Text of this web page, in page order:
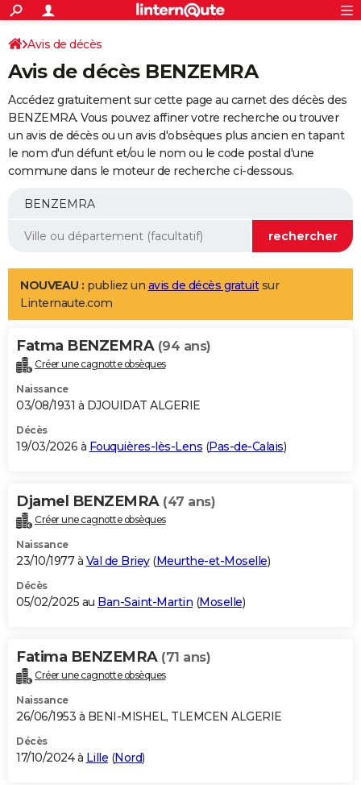
ACTUALITÉS
Politique
Société
Faits Divers
Education
Monde
Villes
+
SPORT
Coupe du monde 2026
Football
Tennis
Cyclisme
Rugby
Forum
Programme TV
TNT
Streaming
Cinéma
Sorties cinéma
Musique
+
FINANCE
Impôts
Immobilier
Risques naturels par ville
Banque
Assurance
Crédit
AUTO
Essais
Réserver un essai
Citadines
Berlines
SUV
Forum auto
+
Mobiles
Meilleur smartphone
Internet
Ordinateurs
Jeux vidéo
Guide high-tech
Aménagement intérieur
LIFESTYLE
Art de vivre
Bien-être
Loisirs
Mode
Modes de vie
Alimentation
Guide de la santé
Maladies
Médicaments
Sommeil
VOYAGE
Destinations
City break
Voyage nature
Voyage de noces
Forum
Climat
+PHOTO
GUIDES D'ACHAT
BONS PLANS
Carte de Noël
Carte Bonne année
Carte Saint-Valentin
Carte Pâques
Carte d'anniversaire
DICTIONNAIRE
Dictionnaire
Biographies
Citations
Expressions
Proverbes
PROGRAMME TV
S'inscrire
Se connecter
Lycées
Collèges
Primaires
Universités
Entreprises
Service militaire
Avis de recherche
AVIS DE DÉCÈS
Bricolage
Lifestyle
Culture
Sport
Auto
Television
Voyage
Cinema
Avis de décès
Avis de décès BENZEMRA
Accédez gratuitement sur cette page au carnet des décès des
BENZEMRA. Vous pouvez affiner votre recherche ou trouver
un avis de décès ou un avis d'obsèques plus ancien en tapant
le nom d'un défunt et/ou le nom ou le code postal d'une
commune dans le moteur de recherche ci-dessous.
NOUVEAU : publiez un avis de décès gratuitsur
Linternaute.com
Fatma BENZEMRA (94 ans)
Créer une cagnotte obsèques
Naissance
03/08/1931 à DJOUIDAT ALGERIE
Décès
19/03/2026 à Fouquières-lès-Lens (Pas-de-Calais)
Djamel BENZEMRA (47 ans)
Créer une cagnotte obsèques
Naissance
23/10/1977 à Val de Briey(Meurthe-et-Moselle)
Décès
05/02/2025 au Ban-Saint-Martin (Moselle)
Fatima BENZEMRA (71 ans)
Créer une cagnotte obsèques
Naissance
26/06/1953 à BENI-MISHEL, TLEMCEN ALGERIE
Décès
17/10/2024 à Lille (Nord)